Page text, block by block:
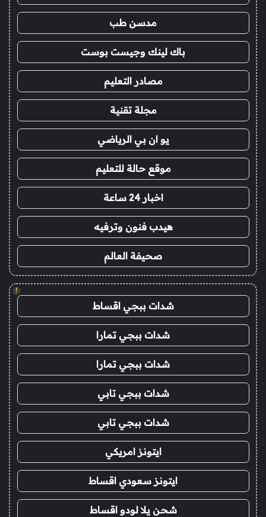
مدسن طب
باك لينك وجيست بوست
مصادر التعليم
مجلة تقنية
يو ان بي الرياضي
موقع حالة للتعليم
اخبار 24 ساعة
هيدب فنون وترفيه
صحيفة العالم
!
شدات ببجي اقساط
شدات ببجي تمارا
شدات ببجي تمارا
شدات ببجي تابي
شدات ببجي تابي
ايتونز امريكي
ايتونز سعودي اقساط
شحن يلا لودو اقساط